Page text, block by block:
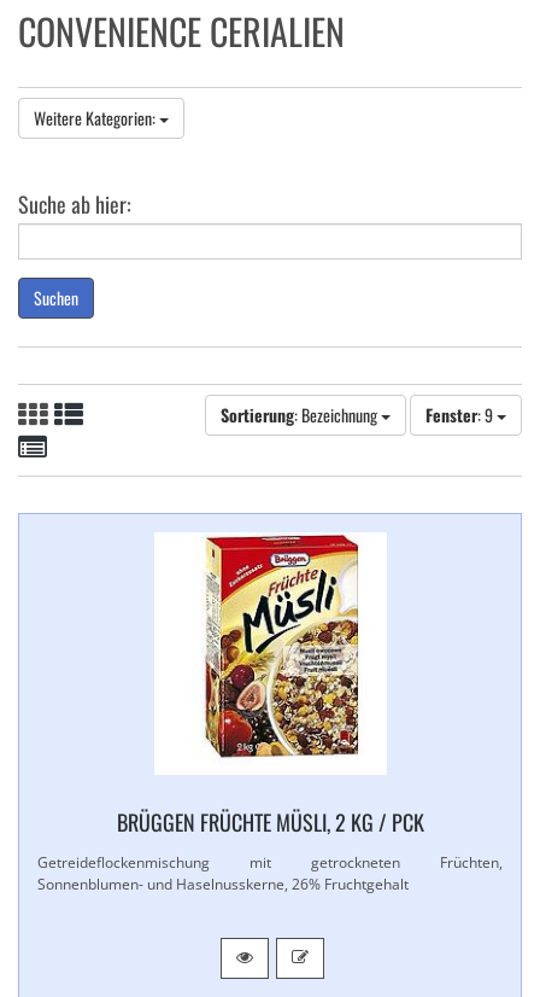
CONVENIENCE CERIALIEN
Weitere Kategorien:
Suche ab hier:
Suchen
Sortierung: Bezeichnung Fenster: 9
BRÜGGEN FRÜCHTE MÜSLI, 2 KG / PCK
Getreideflockenmischung mit getrockneten Früchten,
Sonnenblumen- und Haselnusskerne, 26% Fruchtgehalt